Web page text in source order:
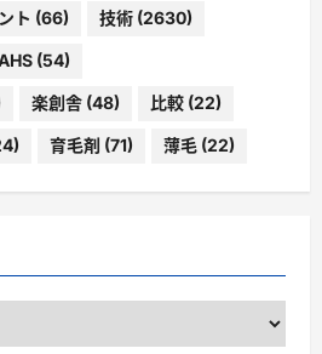
ト (66) 技術 (2630)
(54)
楽創舎 (48) 比較 (22)
育毛剤 (71) 薄毛 (22)